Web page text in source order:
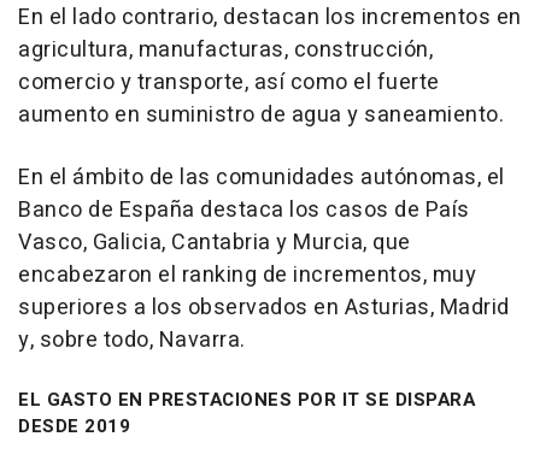
En el lado contrario, destacan los incrementos en
agricultura, manufacturas, construcción,
comercio y transporte, así como el fuerte
aumento en suministro de agua y saneamiento.
En el ámbito de las comunidades autónomas, el
Banco de España destaca los casos de País
Vasco, Galicia, Cantabria y Murcia, que
encabezaron el ranking de incrementos, muy
superiores a los observados en Asturias, Madrid
y, sobre todo, Navarra.
EL GASTO EN PRESTACIONES POR IT SE DISPARA
DESDE 2019